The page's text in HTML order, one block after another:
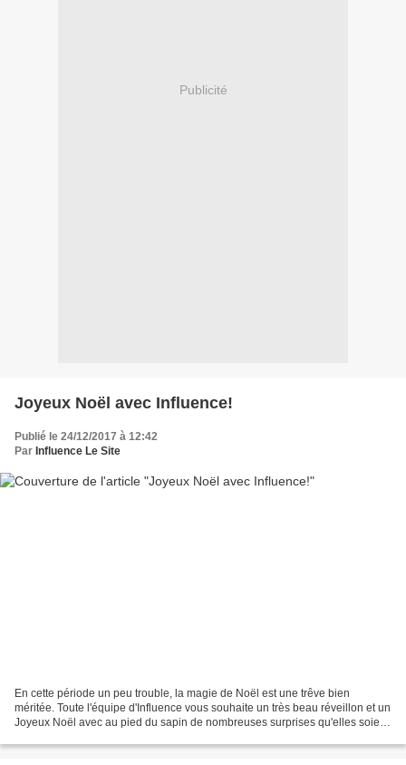
Publicité
Joyeux Noël avec Influence!
Publié le 24/12/2017 à 12:42
Par Influence Le Site
En cette période un peu trouble, la magie de Noël est une trêve bien
méritée. Toute l'équipe d'Influence vous souhaite un très beau réveillon et un
Joyeux Noël avec au pied du sapin de nombreuses surprises qu'elles soient